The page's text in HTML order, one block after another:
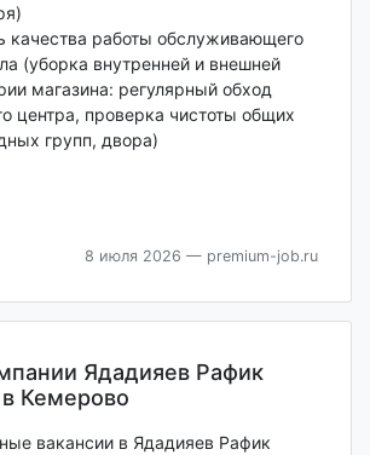
качества работы обслуживающего
(уборка внутренней и внешней
магазина: регулярный обход
центра, проверка чистоты общих
групп, двора)
8 июля 2026 — premium-job.ru
Ядадияев Рафик
Кемерово
вакансии в Ядадияев Рафик